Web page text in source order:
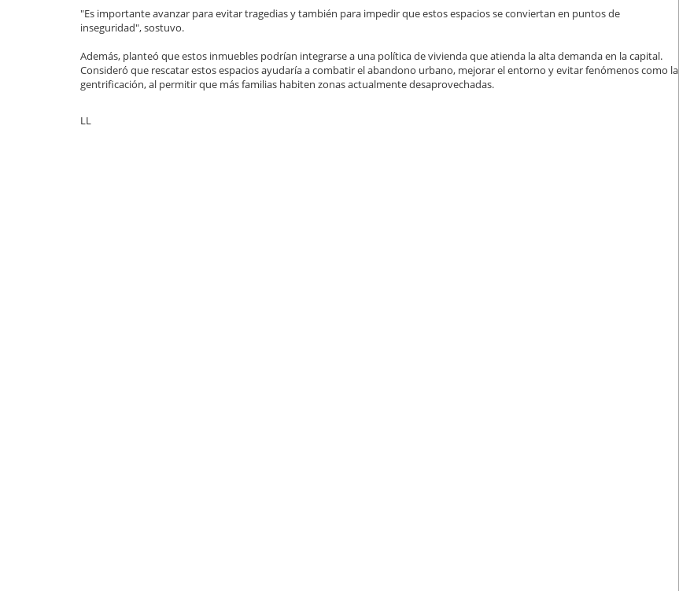
"Es importante avanzar para evitar tragedias y también para impedir que estos espacios se conviertan en puntos de
inseguridad", sostuvo.
Además, planteó que estos inmuebles podrían integrarse a una política de vivienda que atienda la alta demanda en la capital.
Consideró que rescatar estos espacios ayudaría a combatir el abandono urbano, mejorar el entorno y evitar fenómenos como la
gentrificación, al permitir que más familias habiten zonas actualmente desaprovechadas.
LL